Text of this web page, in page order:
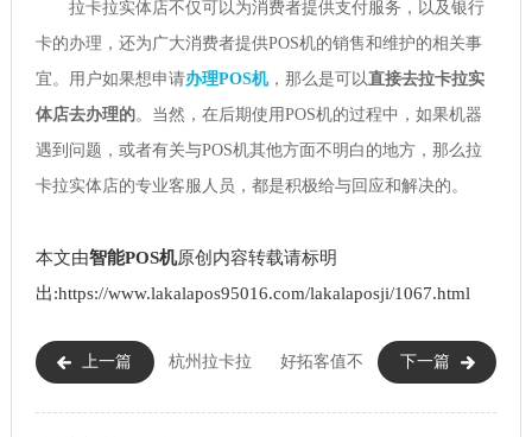
拉卡拉实体店不仅可以为消费者提供支付服务，以及银行
卡的办理，还为广大消费者提供POS机的销售和维护的相关事
宜。用户如果想申请办理POS机，那么是可以直接去拉卡拉实
体店去办理的。当然，在后期使用POS机的过程中，如果机器
遇到问题，或者有关与POS机其他方面不明白的地方，那么拉
卡拉实体店的专业客服人员，都是积极给与回应和解决的。
本文由智能POS机原创内容转载请标明
出:https://www.lakalapos95016.com/lakalaposji/1067.html
上一篇 杭州拉卡拉 下一篇
好拓客值不